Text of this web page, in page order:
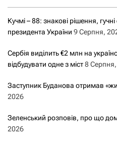
і
я
з
з
а
Кучмі – 88: знакові рішення,
президента України 9 Серпня,
Сербія виділить €2 млн на
відбудувати одне з міст8
Заступник Буданова отримав
2026
Зеленський розповів, про що
2026